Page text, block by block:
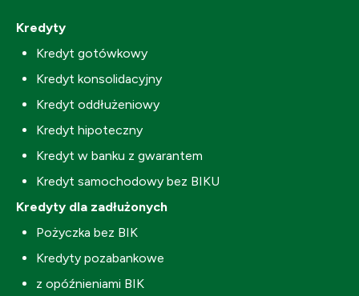
Kredyty
Kredyt gotówkowy
Kredyt konsolidacyjny
Kredyt oddłużeniowy
Kredyt hipoteczny
Kredyt w banku z gwarantem
Kredyt samochodowy bez BIKU
Kredyty dla zadłużonych
Pożyczka bez BIK
Kredyty pozabankowe
z opóźnieniami BIK